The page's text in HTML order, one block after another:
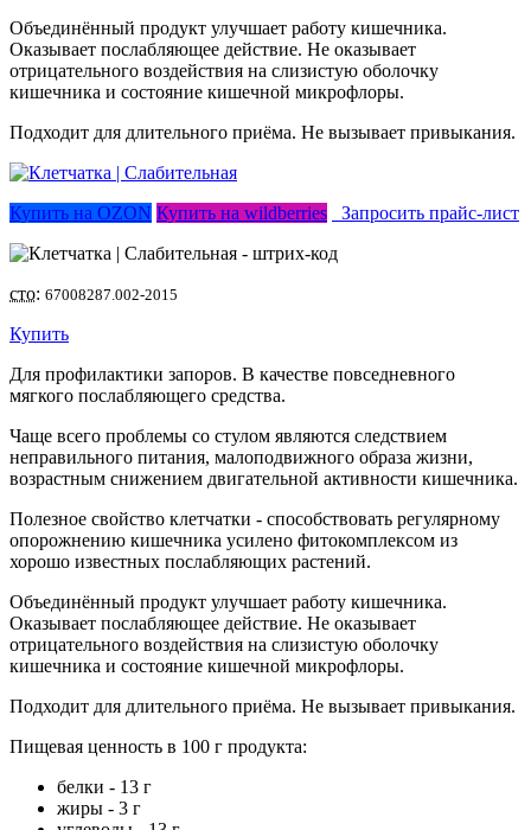
Объединённый продукт улучшает работу кишечника.
Оказывает послабляющее действие. Не оказывает
отрицательного воздействия на слизистую оболочку
кишечника и состояние кишечной микрофлоры.
Подходит для длительного приёма. Не вызывает привыкания.
Купить на OZON Купить на wildberries Запросить прайс-лист
сто: 67008287.002-2015
Купить
Для профилактики запоров. В качестве повседневного
мягкого послабляющего средства.
Чаще всего проблемы со стулом являются следствием
неправильного питания, малоподвижного образа жизни,
возрастным снижением двигательной активности кишечника.
Полезное свойство клетчатки - способствовать регулярному
опорожнению кишечника усилено фитокомплексом из
хорошо известных послабляющих растений.
Объединённый продукт улучшает работу кишечника.
Оказывает послабляющее действие. Не оказывает
отрицательного воздействия на слизистую оболочку
кишечника и состояние кишечной микрофлоры.
Подходит для длительного приёма. Не вызывает привыкания.
Пищевая ценность в 100 г продукта:
белки - 13 г
жиры - 3 г